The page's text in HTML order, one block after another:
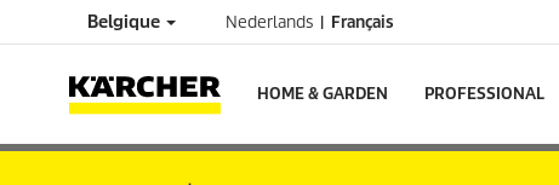
Belgique Nederlands Français
HOME & GARDEN PROFESSIONAL